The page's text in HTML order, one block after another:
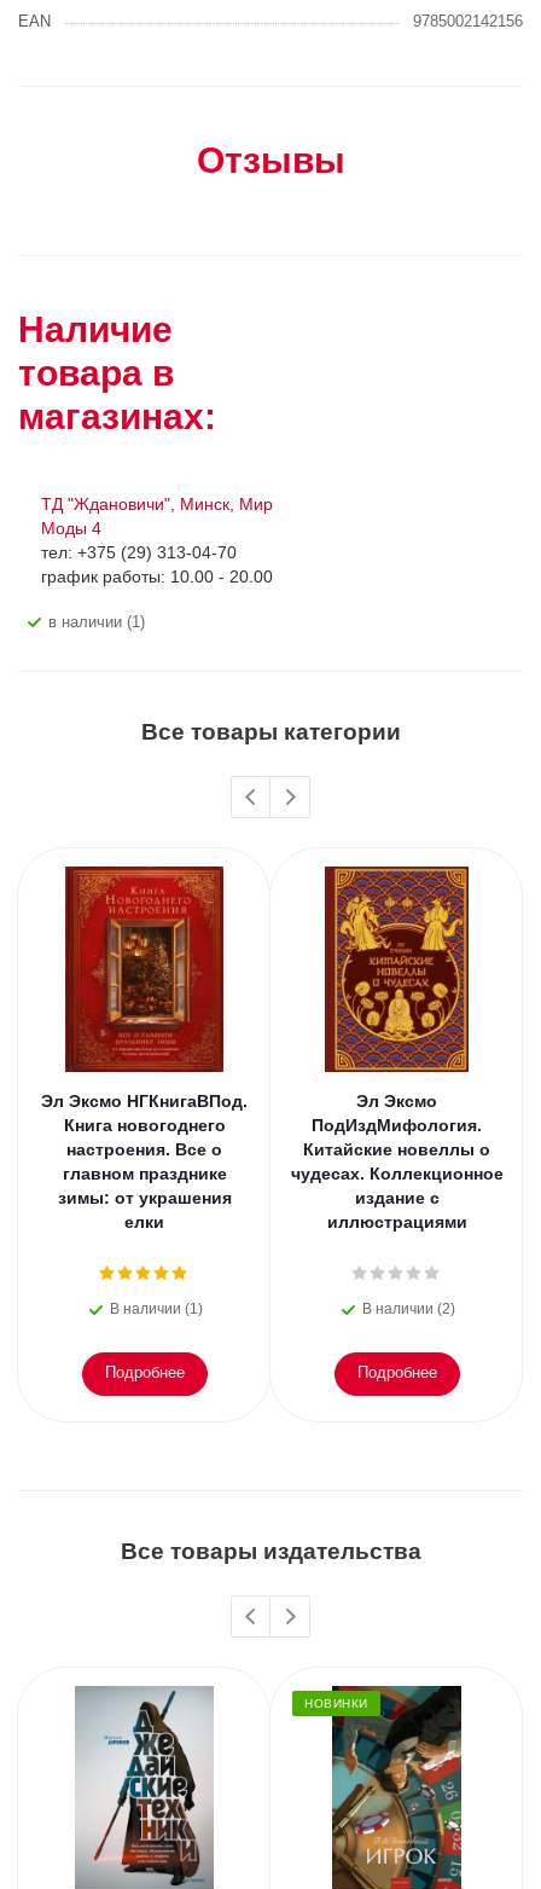
EAN 9785002142156
Отзывы
Наличие
товара в
магазинах:
ТД "Ждановичи", Минск, Мир
Моды 4
тел: +375 (29) 313-04-70
график работы: 10.00 - 20.00
В наличии (1)
Все товары категории
Эл Эксмо НГКнигаВПод.
Книга новогоднего
настроения. Все о
главном празднике
зимы: от украшения
елки
В наличии (1)
Подробнее
Эл Эксмо
ПодИздМифология.
Китайские новеллы о
чудесах. Коллекционное
издание с
иллюстрациями
В наличии (2)
Подробнее
Все товары издательства
НОВИНКИ